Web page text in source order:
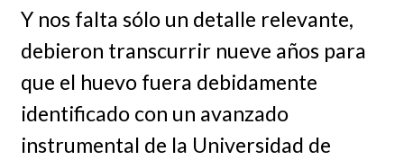
Y nos falta sólo un detalle relevante,
debieron transcurrir nueve años para
que el huevo fuera debidamente
identificado con un avanzado
instrumental de la Universidad de